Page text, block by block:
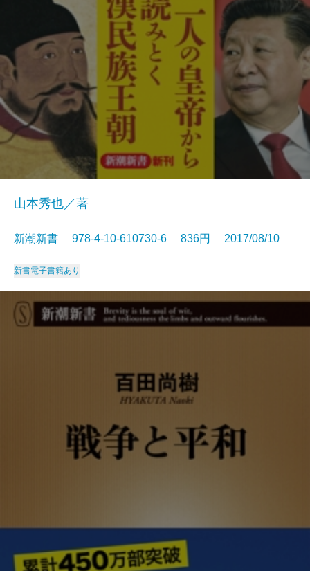
山本秀也／著
新潮新書 978-4-10-610730-6 836円 2017/08/10
新書電子書籍あり